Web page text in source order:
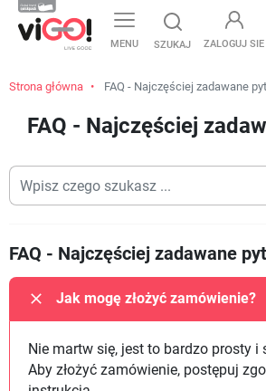
MENU SZUKAJ ZALOGUJ SIE
Strona główna FAQ - Najczęściej zadawane
FAQ - Najczęściej
FAQ - Najczęściej zadawane
Jak mogę złożyć zamówienie?
Nie martw się, jest to bardzo prosty i
Aby złożyć zamówienie, postępuj